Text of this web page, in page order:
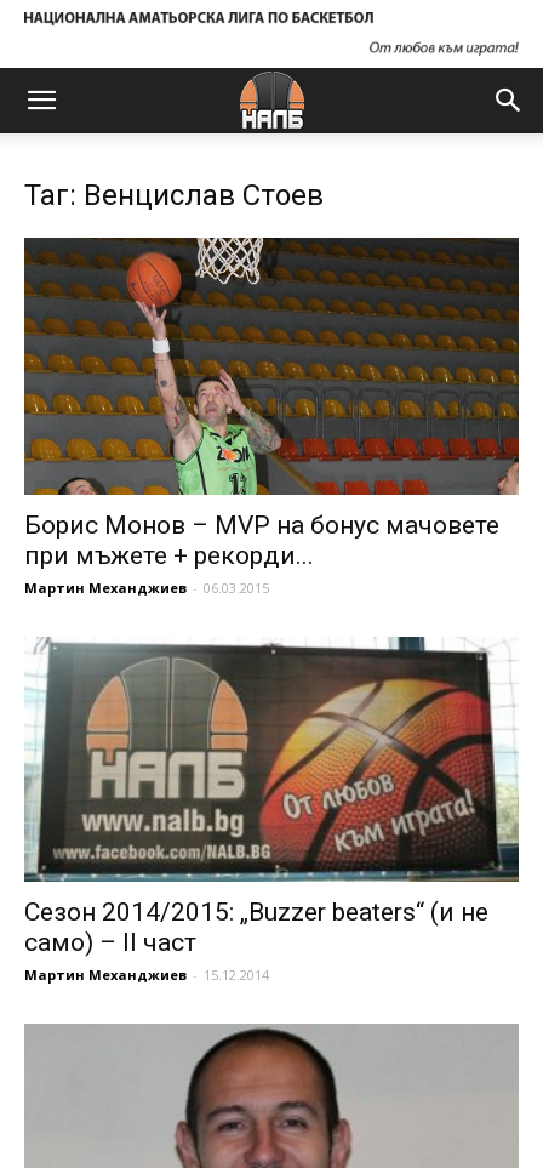
Таг: Венцислав Стоев
Борис Монов – MVP на бонус мачовете
при мъжете + рекорди...
Мартин Механджиев - 06.03.2015
Сезон 2014/2015: „Buzzer beaters“ (и не
само) – II част
Мартин Механджиев - 15.12.2014